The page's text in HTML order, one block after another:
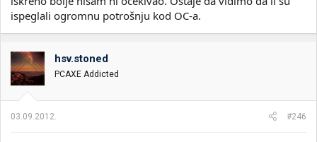
ispeglali ogromnu potrošnju kod OC-a.
hsv.stoned
PCAXE Addicted
03.09.2012. #246